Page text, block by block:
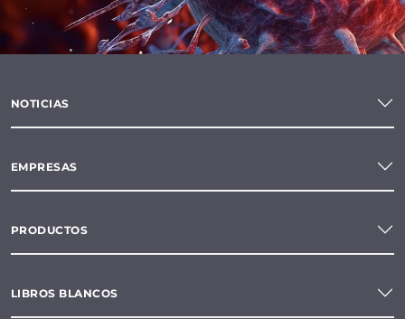
NOTICIAS
EMPRESAS
PRODUCTOS
LIBROS BLANCOS